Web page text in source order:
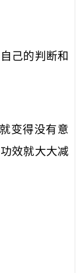
己的判断和
变得没有意
效就大大减